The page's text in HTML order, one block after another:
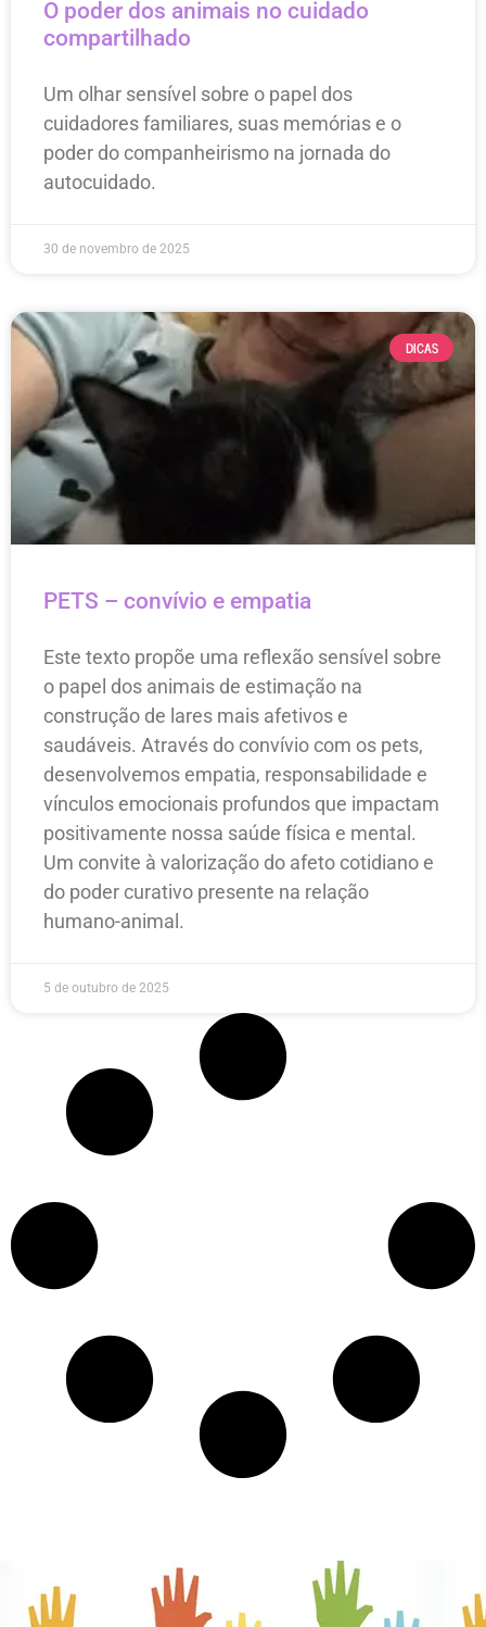
O poder dos animais no cuidado
compartilhado
Um olhar sensível sobre o papel dos
cuidadores familiares, suas memórias e o
poder do companheirismo na jornada do
autocuidado.
30 de novembro de 2025
DICAS
PETS – convívio e empatia
Este texto propõe uma reflexão sensível sobre
o papel dos animais de estimação na
construção de lares mais afetivos e
saudáveis. Através do convívio com os pets,
desenvolvemos empatia, responsabilidade e
vínculos emocionais profundos que impactam
positivamente nossa saúde física e mental.
Um convite à valorização do afeto cotidiano e
do poder curativo presente na relação
humano-animal.
5 de outubro de 2025